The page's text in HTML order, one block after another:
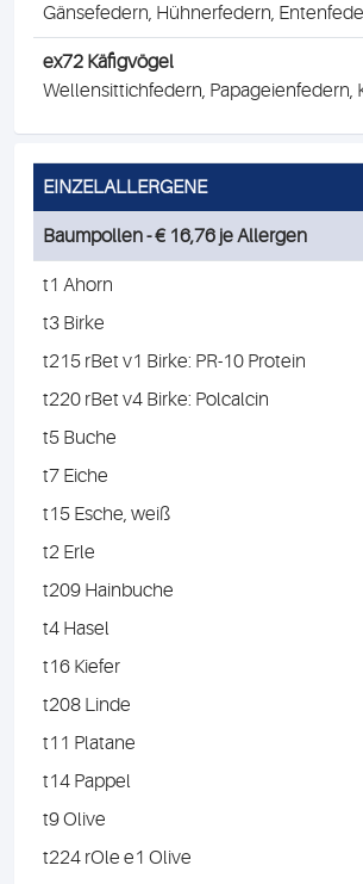
Gänsefedern, Hühnerfedern,
ex72 Käfigvögel
Wellensittichfedern,
EINZELALLERGENE
Baumpollen - € 16,76 je Allergen
t1 Ahorn
t3 Birke
t215 rBet v1 Birke: PR-10 Protein
t220 rBet v4 Birke: Polcalcin
t5 Buche
t7 Eiche
t15 Esche, weiß
t2 Erle
t209 Hainbuche
t4 Hasel
t16 Kiefer
t208 Linde
t11 Platane
t14 Pappel
t9 Olive
t224 rOle e1 Olive